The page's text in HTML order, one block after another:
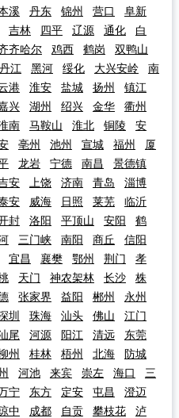
溪 丹东 锦州 营口
阜新
吉林 四平 辽源 通化
白
齐哈尔 鸡西 鹤岗
双鸭山
江 黑河 绥化 大兴安岭
南
港 淮安 盐城 扬州
镇江
兴 湖州 绍兴 金华
衢州
南 马鞍山 淮北 铜陵
安
亳州 池州 宣城 福州
厦
龙岩 宁德 南昌
景德镇
安 上饶 济南 青岛
淄博
安 威海 日照 莱芜
临沂
封 洛阳 平顶山 安阳
鹤
三门峡 南阳 商丘
信阳
宜昌 襄樊 鄂州 荆门
孝
天门 神农架林 长沙
株
张家界 益阳 郴州
永州
圳 珠海 汕头 佛山
江门
尾 河源 阳江 清远
东莞
州 桂林 梧州 北海
防城
河池 来宾 崇左 海口
三
宁 东方 定安 屯昌
澄迈
中 成都 自贡 攀枝花
泸